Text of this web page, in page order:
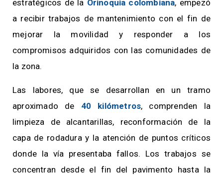
estratégicos de la Orinoquia colombiana, empezó
a recibir trabajos de mantenimiento con el fin de
mejorar la movilidad y responder a los
compromisos adquiridos con las comunidades de
la zona.
Las labores, que se desarrollan en un tramo
aproximado de 40 kilómetros, comprenden la
limpieza de alcantarillas, reconformación de la
capa de rodadura y la atención de puntos críticos
donde la vía presentaba fallos. Los trabajos se
concentran desde el fin del pavimento hasta la